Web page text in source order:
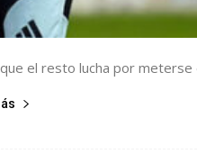
el resto lucha por meterse